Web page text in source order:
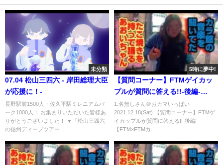
未分類
07.04 松山三四六 - 岸田総理大臣
が応援に！-
長野駅前1500人・佐久平駅ミレニアムパ
ーク1000人！ お集まりいただいた皆様あ
りがとうございました！ ▼『松山三四六
の信州ディープツアー...
5時に夢中!
【質問コーナー】FTMゲイカッ
プルが質問に答える!!-後編-
【FTM×FTMカップル】
1:名無しさん＠おカマいっぱい
2021.12.18(Sat) 【質問コーナー】FTMゲ
イカップルが質問に答える!!-後編-
【FTM×FTMカ...